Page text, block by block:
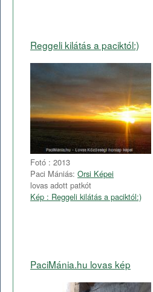
Reggeli kilátás a paciktól:)
Fotó : 2013
Paci Mániás: Orsi Képei
lovas adott patkót
Kép : Reggeli kilátás a paciktól:)
PaciMánia.hu lovas kép